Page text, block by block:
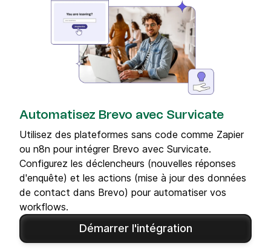
Automatisez Brevo avec Survicate
Utilisez des plateformes sans code comme Zapier
ou n8n pour intégrer Brevo avec Survicate.
Configurez les déclencheurs (nouvelles réponses
d'enquête) et les actions (mise à jour des données
de contact dans Brevo) pour automatiser vos
workflows.
Démarrer l'intégration